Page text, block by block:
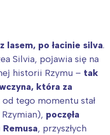
lasem, po łacinie silva.
Silvia, pojawia się na
historii Rzymu – tak
która za
tego momentu stał
poczęła
, przyszłych